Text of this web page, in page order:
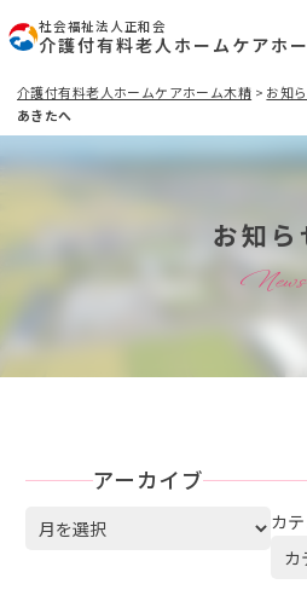
社会福祉法人正和会
介護付有料老人ホームケアホ
介護付有料老人ホームケアホーム木精 > お知
あきたへ
お知ら
News
アーカイブ
ア
カ